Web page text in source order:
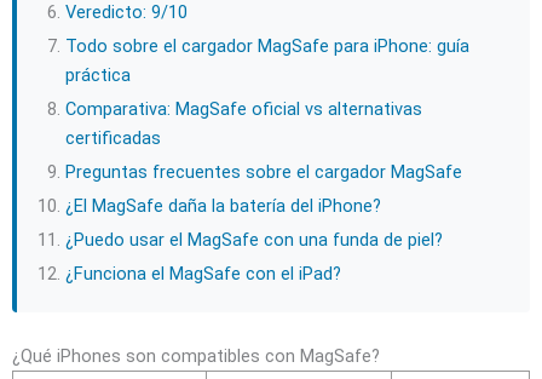
Veredicto: 9/10
Todo sobre el cargador MagSafe para iPhone: guía
práctica
Comparativa: MagSafe oficial vs alternativas
certificadas
Preguntas frecuentes sobre el cargador MagSafe
¿El MagSafe daña la batería del iPhone?
¿Puedo usar el MagSafe con una funda de piel?
¿Funciona el MagSafe con el iPad?
¿Qué iPhones son compatibles con MagSafe?